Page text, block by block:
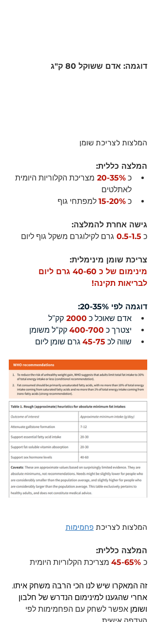
דוגמה: אדם ששוקל 80 ק"ג
המלצות לצריכת שומן
המלצה כללית:
כ 20-35% מצריכת הקלוריות היומית
לאתלטים
כ 15-20% למפתחי גוף
גישה אחרת להמלצה:
כ 0.5-1.5 גרם לקילוגרם משקל גוף ליום
צריכת שומן מינימלית:
מינימום של כ 40-60 גרם ליום
לבריאות תקינה!
דוגמה לפי 20-35%:
אדם שאוכל כ 2000 קק”ל
יצטרך כ 400-700 קק”ל משומן
שווה לכ 45-75 גרם שומן ליום
המלצות לצריכת פחמימות
המלצה כללית:
כ
מצריכת הקלוריות היומית
זה המאקרו שיש לנו הכי הרבה משחק איתו.
אחרי שהגענו למינימום הנדרש של חלבון
ושומן אפשר לשחק עם הפחמימות לפי